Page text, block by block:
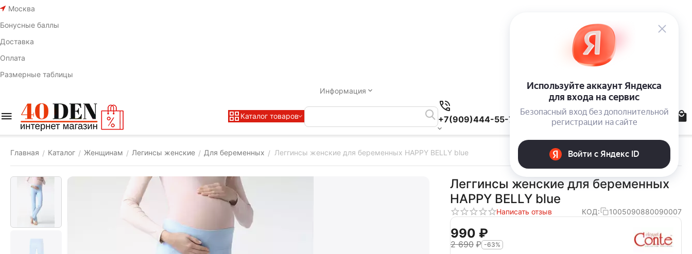
Москва
Бонусные баллы
Доставка
Оплата
Размерные таблицы
Информация
Каталог товаров +7(909)444-55-78
Главная / Каталог / Женщинам / Легинсы женские / Для беременных / Леггинсы женские для беременных HAPPY BELLY blue
Леггинсы женские для беременных
HAPPY BELLY blue
Написать отзыв КОД: 1005090880090007
‍990‍ ₽
2 690 ₽ -63%